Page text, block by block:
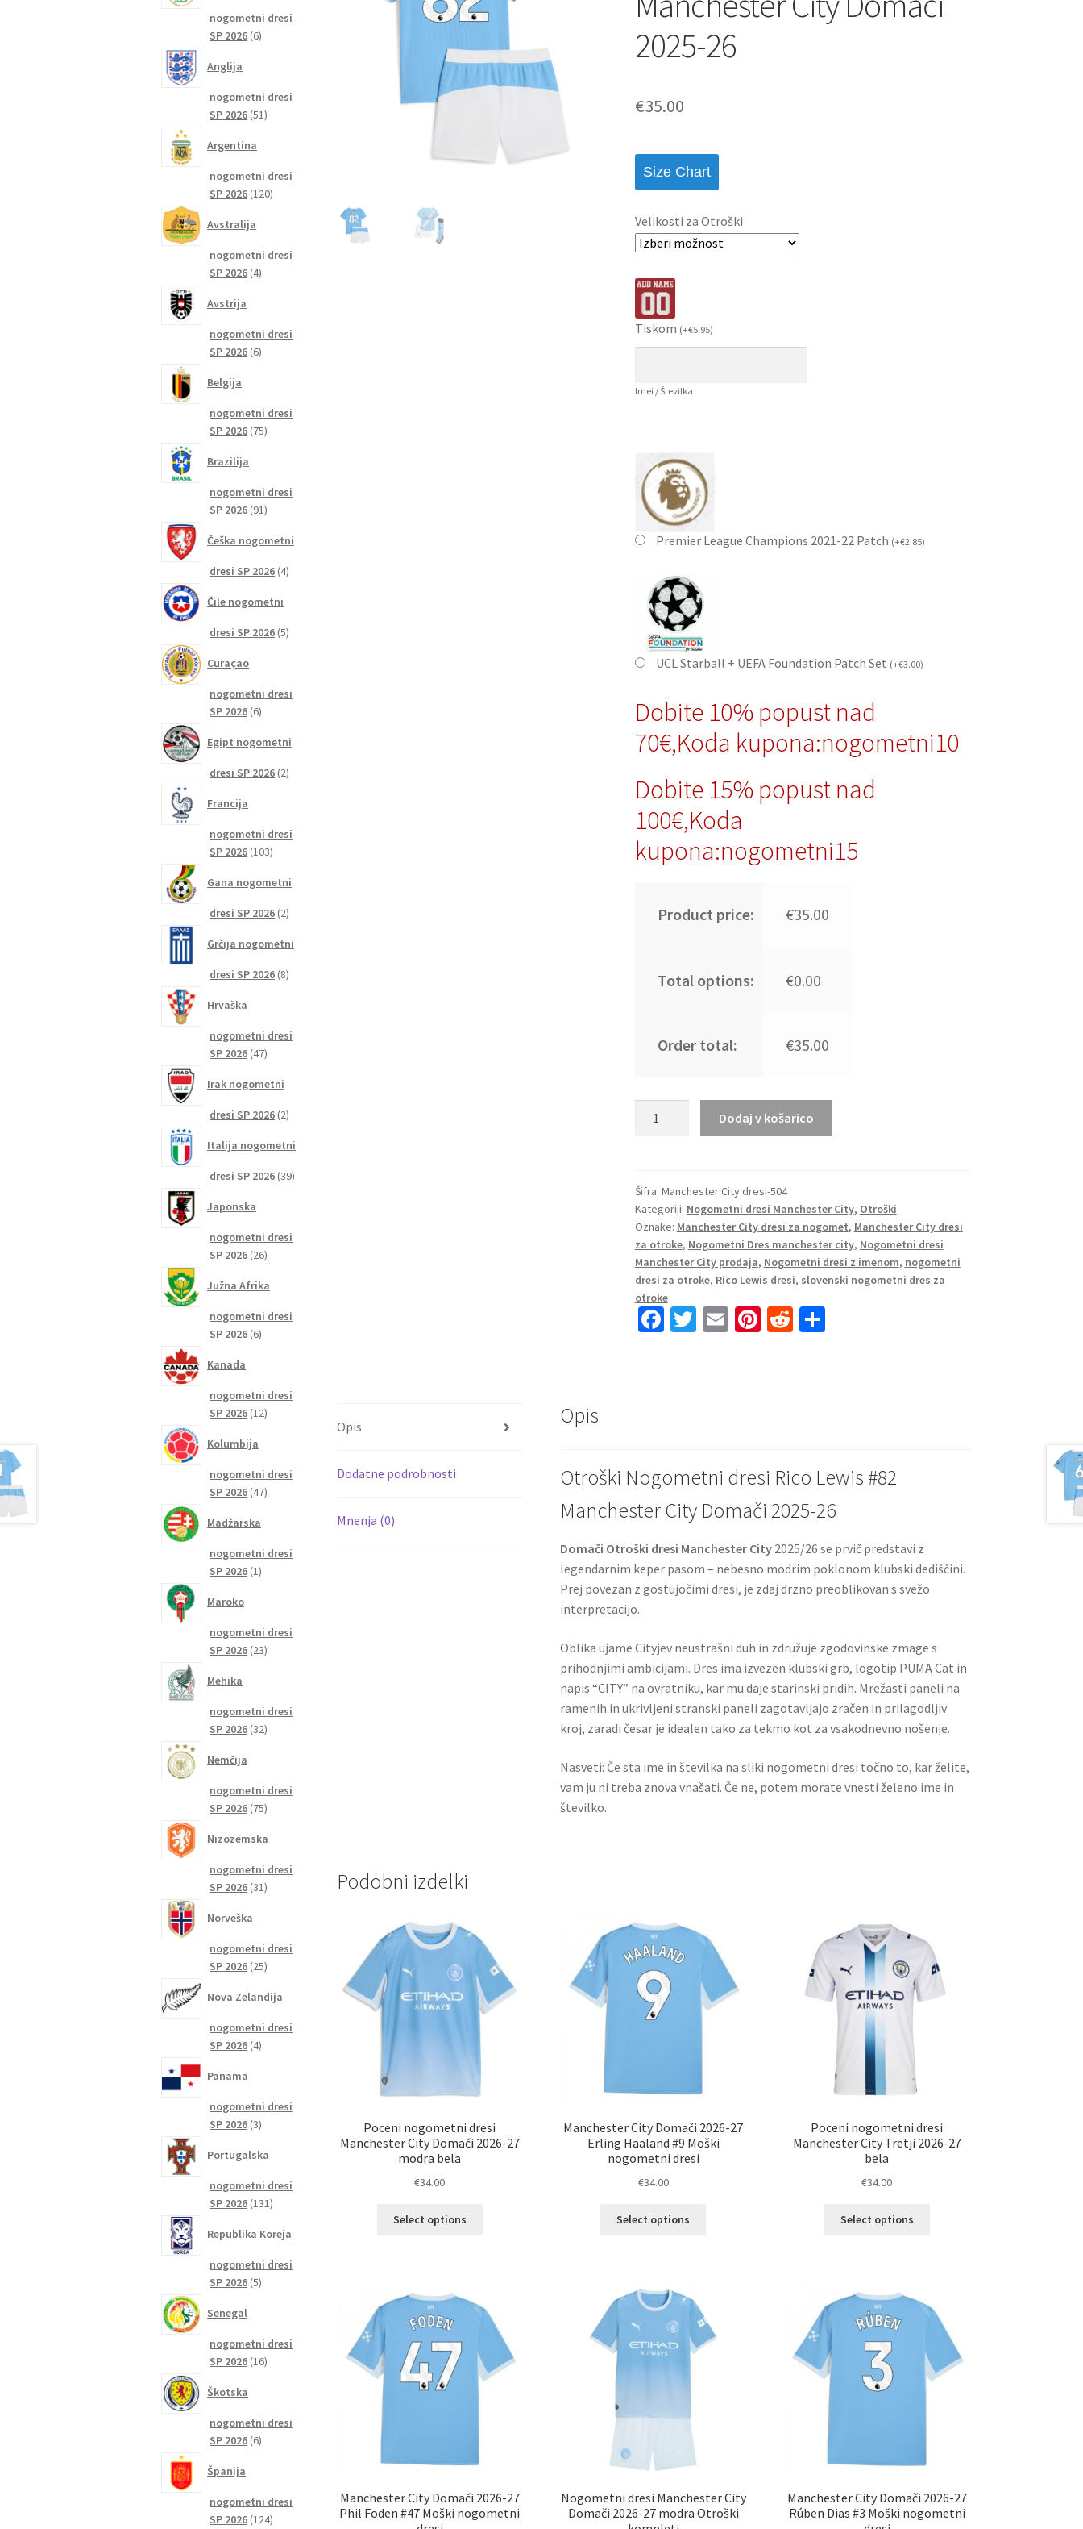
2025-26
€35.00
Size Chart
Velikosti za Otroški
Tiskom (+€5.95)
Imei / Številka
Premier League Champions 2021-22 Patch (+€2.85)
UCL Starball + UEFA Foundation Patch Set (+€3.00)
Dobite 10% popust nad
70€,Koda kupona:nogometni10
Dobite 15% popust nad
100€,Koda
kupona:nogometni15
Product price: €35.00
Total options: €0.00
Order total: €35.00
#82
Manchester
City
Domači
2025-
26
količina
Dodaj v košarico
Šifra: Manchester City dresi-504
Kategoriji: Nogometni dresi Manchester City, Otroški
Oznake: Manchester City dresi za nogomet, Manchester City dresi
za otroke, Nogometni Dres manchester city, Nogometni dresi
Manchester City prodaja, Nogometni dresi z imenom, nogometni
dresi za otroke, Rico Lewis dresi, slovenski nogometni dres za
otroke
Fa T E Pi R S
Opis
Dodatne podrobnosti
Mnenja (0)
Opis
Otroški Nogometni dresi Rico Lewis #82
Manchester City Domači 2025-26
Domači Otroški dresi Manchester City 2025/26 se prvič predstavi z
legendarnim keper pasom – nebesno modrim poklonom klubski dediščini.
Prej povezan z gostujočimi dresi, je zdaj drzno preoblikovan s svežo
interpretacijo.
Oblika ujame Cityjev neustrašni duh in združuje zgodovinske zmage s
prihodnjimi ambicijami. Dres ima izvezen klubski grb, logotip PUMA Cat in
napis “CITY” na ovratniku, kar mu daje starinski pridih. Mrežasti paneli na
ramenih in ukrivljeni stranski paneli zagotavljajo zračen in prilagodljiv
kroj, zaradi česar je idealen tako za tekmo kot za vsakodnevno nošenje.
Nasveti: Če sta ime in številka na sliki nogometni dresi točno to, kar želite,
vam ju ni treba znova vnašati. Če ne, potem morate vnesti želeno ime in
številko.
Podobni izdelki
Poceni nogometni dresi
Manchester City Domači 2026-27
modra bela
€34.00
Select options
lahko
izberete
strani
Manchester City Domači 2026-27
Erling Haaland #9 Moški
nogometni dresi
€34.00
Select options
lahko
izberete
Poceni nogometni dresi
Manchester City Tretji 2026-27
bela
€34.00
Select options
lahko
izberete
strani
Manchester City Domači 2026-27
Phil Foden #47 Moški nogometni
Nogometni dresi Manchester City
Domači 2026-27 modra Otroški
Manchester City Domači 2026-27
Rúben Dias #3 Moški nogometni
nogometni dresi
SP 2026 66
Anglija
nogometni dresi
SP 2026 5151
Argentina
nogometni dresi
SP 2026 120120
Avstralija
nogometni dresi
SP 2026 44
Avstrija
nogometni dresi
SP 2026 66
Belgija
nogometni dresi
SP 2026 7575
Brazilija
nogometni dresi
SP 2026 9191
Češka nogometni
dresi SP 2026 44
Čile nogometni
dresi SP 2026 55
Curaçao
nogometni dresi
SP 2026 66
Egipt nogometni
dresi SP 2026 22
Francija
nogometni dresi
SP 2026 103103
Gana nogometni
dresi SP 2026 22
Grčija nogometni
dresi SP 2026 88
Hrvaška
nogometni dresi
SP 2026 4747
Irak nogometni
dresi SP 2026 22
Italija nogometni
dresi SP 2026 3939
Japonska
nogometni dresi
SP 2026 2626
Južna Afrika
nogometni dresi
SP 2026 66
Kanada
nogometni dresi
SP 2026 1212
Kolumbija
nogometni dresi
SP 2026 4747
Madžarska
nogometni dresi
SP 2026 11
Maroko
nogometni dresi
SP 2026 2323
Mehika
nogometni dresi
SP 2026 3232
Nemčija
nogometni dresi
SP 2026 7575
Nizozemska
nogometni dresi
SP 2026 3131
Norveška
nogometni dresi
SP 2026 2525
Nova Zelandija
nogometni dresi
SP 2026 44
Panama
nogometni dresi
SP 2026 33
Portugalska
nogometni dresi
SP 2026 131131
Republika Koreja
nogometni dresi
SP 2026 55
Senegal
nogometni dresi
SP 2026 1616
Škotska
nogometni dresi
SP 2026 66
Španija
nogometni dresi
SP 2026 124124